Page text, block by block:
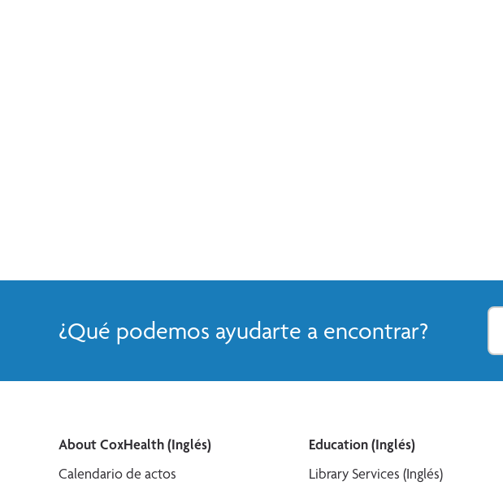
¿Qué podemos ayudarte a encontrar?
About CoxHealth (Inglés)
Calendario de actos
Education (Inglés)
Library Services (Inglés)